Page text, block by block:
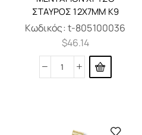
ΣΤΑΥΡΌΣ 12X7MM K9
Κωδικός: t-805100036
$46.14